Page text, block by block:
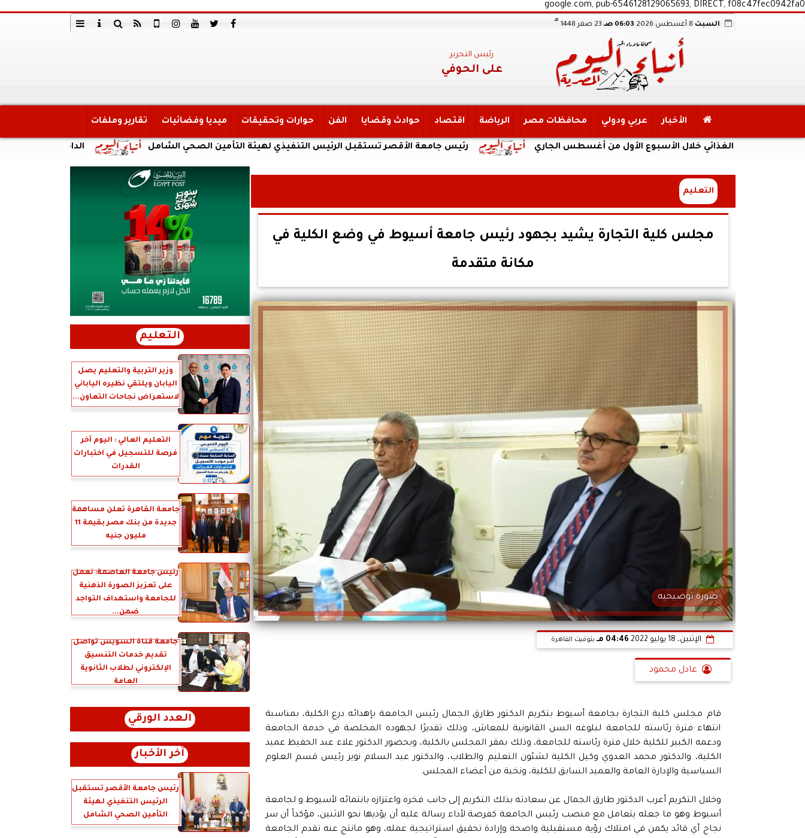
google.com, pub-6546128129065693, DIRECT, f08c47fec0942fa0
السبت 06:03 صـ 23 صفر 1448
هـ
رئيس التحرير
على الحوفي
الأخبار عربي ودولي محافظات مصر الرياضة اقتصاد حوادث وقضايا الفن حوارات وتحقيقات ميديا وفضائيات تقارير وملفات
الداخلية: ضبط أحد الأشخاص رئيس جامعة الأقصر تستقبل الرئيس التنفيذي لهيئة التأمين الصحي الشامل الغذائي خلال الأسبوع الأول من أغسطس الجاري
التعليم
مجلس كلية التجارة يشيد بجهود رئيس جامعة أسيوط في وضع الكلية في
مكانة متقدمة
صوره توضيحيه
الإثنين، 18 يوليو 2022 04:46 مـ بتوقيت القاهرة
عادل محمود
قام مجلس كلية التجارة بجامعة أسيوط بتكريم الدكتور طارق الجمال رئيس الجامعة بإهدائه درع الكلية، بمناسبة
انتهاء فترة رئاسته للجامعة لبلوغه السن القانونية للمعاش، وذلك تقديرًا لجهوده المخلصة في خدمة الجامعة
ودعمه الكبير للكلية خلال فترة رئاسته للجامعة، وذلك بمقر المجلس بالكلية، وبحضور الدكتور علاء عبد الحفيظ عميد
الكلية، والدكتور محمد العدوي وكيل الكلية لشئون التعليم والطلاب، والدكتور عبد السلام نوير رئيس قسم العلوم
السياسية والإدارة العامة والعميد السابق للكلية، ونخبة من أعضاء المجلس.
وخلال التكريم أعرب الدكتور طارق الجمال عن سعادته بذلك التكريم إلى جانب فخره واعتزازه بانتمائه لأسيوط و لجامعة
أسيوط وهو ما جعله يتعامل مع منصب رئيس الجامعة كفرصة لأداء رسالة عليه أن يؤديها نحو الاثنين، مؤكداً أن سر
نجاح أي قائد يكمن في امتلاك رؤية مستقبلية واضحة وإرادة تحقيق استراتيجية عمله، وهو مانتج عنه تقدم الجامعة
التعليم
وزير التربية والتعليم يصل
اليابان ويلتقي نظيره الياباني
لاستعراض نجاحات التعاون...
التعليم العالي : اليوم آخر
فرصة للتسجيل في اختبارات
القدرات
جامعة القاهرة تعلن مساهمة
جديدة من بنك مصر بقيمة 11
مليون جنيه
رئيس جامعة العاصمة: نعمل
على تعزيز الصورة الذهنية
للجامعة واستهداف التواجد
ضمن...
جامعة قناة السويس تواصل
تقديم خدمات التنسيق
الإلكتروني لطلاب الثانوية
العامة
العدد الورقي
آخر الأخبار
رئيس جامعة الأقصر تستقبل
الرئيس التنفيذي لهيئة
التأمين الصحي الشامل